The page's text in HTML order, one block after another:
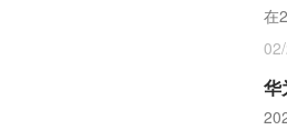
在
华